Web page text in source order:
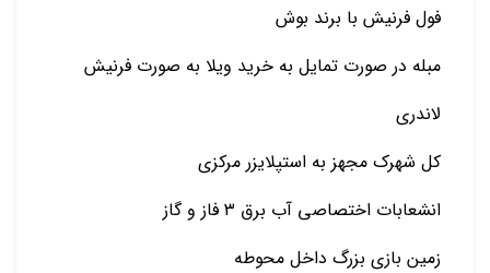
فول فرنیش با برند بوش
مبله در صورت تمایل به خرید ویلا به صورت فرنیش
لاندری
کل شهرک مجهز به استپلایزر مرکزی
انشعابات اختصاصی آب برق ۳ فاز و گاز
زمین بازی بزرگ داخل محوطه